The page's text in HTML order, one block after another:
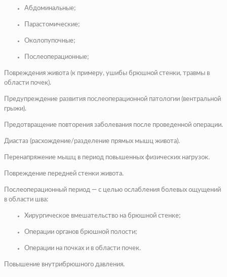
Абдоминальные;
Парастомические;
Околопупочные;
Послеоперационные;
Повреждения живота (к примеру, ушибы брюшной стенки, травмы в
области почек).
Предупреждение развития послеоперационной патологии (вентральной
грыжи).
Предотвращение повторения заболевания после проведенной операции.
Диастаз (расхождение/разделение прямых мышц живота).
Перенапряжение мышц в период повышенных физических нагрузок.
Повреждение передней стенки живота.
Послеоперационный период — с целью ослабления болевых ощущений
в области шва:
Хирургическое вмешательство на брюшной стенке;
Операции органов брюшной полости;
Операции на почках и в области почек.
Повышение внутрибрюшного давления.